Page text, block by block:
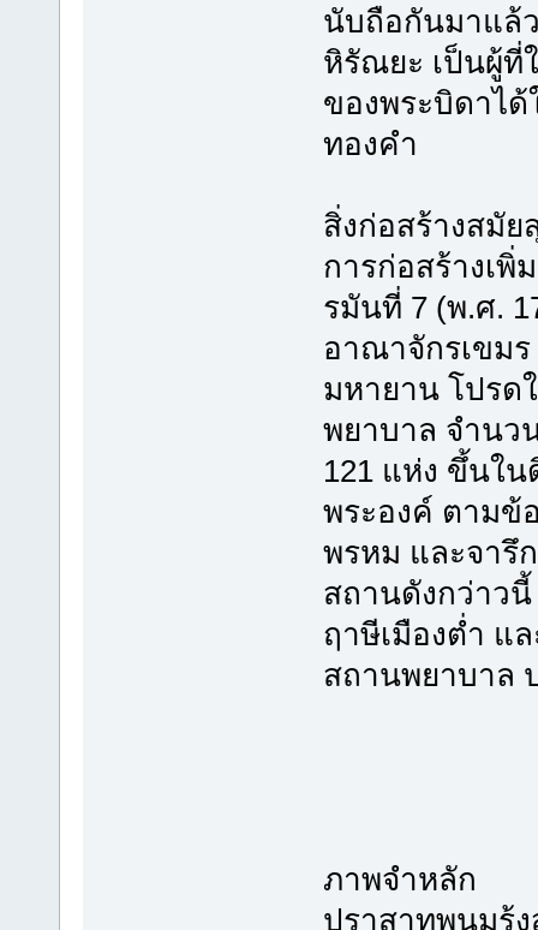
นับถือกันมาแล้
หิรัณยะ เป็นผู้ที่
ของพระบิดาไ
ทองคำ
สิ่งก่อสร้างสมั
การก่อสร้างเ
รมันที่ 7 (พ.ศ.
อาณาจักรเขม
มหายาน โปรด
พยาบาล จำนว
121 แห่ง ขึ้นใ
พระองค์ ตามข้
พรหม และจารึ
สถานดังกว่าว
ฤาษีเมืองต่ำ แ
สถานพยาบาล
ภาพจำหลัก
ปราสาทพนมรุ้